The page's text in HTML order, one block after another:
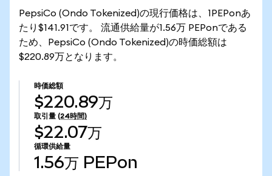
PepsiCo (Ondo Tokenized)の現行価格は、1PEPonあ
たり$141.91です。 流通供給量が1.56万 PEPonである
ため、PepsiCo (Ondo Tokenized)の時価総額は
$220.89万となります。
時価総額
$220.89万
取引量 (24時間)
$22.07万
循環供給量
1.56万 PEPon